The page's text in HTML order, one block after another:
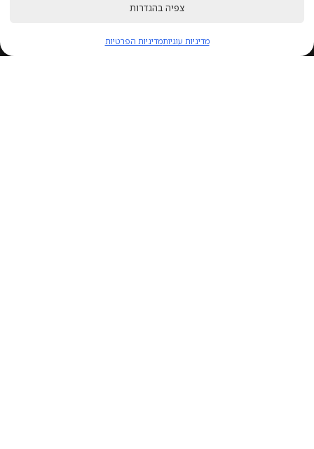
צפיה בהגדרות
מדיניות עוגיותמדיניות הפרטיות
צריכים עזרה?